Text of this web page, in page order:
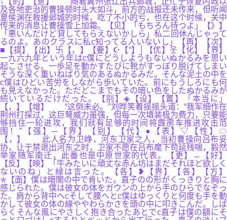
及各地吏治的曹操顿时头大如斗，前方的战报还未传来，但听闻
夏侯渊在救援邺城的时候，吃了不小的亏，也在这个时候，关中
传来的消息让曹操雪上加霜。【见】「もちろん待つよ」【》】
「悪いんだけど貸してもらえないかしら」私二回休んじゃって
るのよ。あのクラスに私c知ってる人いないし」【再】【次】
■【提】【出】卐【，】【要】☪【“】│【优】웃【化】【界】
一九六九年という年はc僕にどうしようもないぬかるみを思い
起こさせる。一歩足を動かすたびに靴がすっぽり脱げてしまい
そうな深く重いねばり気のあるぬかるみだ。そんな泥土の中を
c僕はひどい苦労をしながら歩いていた。前にもうしろにも何
も見えなかった。ただどこまでもその暗い色をしたぬかるみが
続いているだけだった。【别】◈【设】【置】「本当に」
【，】【增】 “这倒未必。”刘晔笑着摇摇头道：“我军细作在
荆州打探过，这巨弩威力虽强，但每一次填装极为费力，只要能
够挡住一轮进攻，我们就有足够的时间将霹雳车推进攻击范
围！”【强】─【界】【别】【代】●【表】▽【性】☁
【，】 此人名为卫峥，河东卫家之人，当初曹操向吕布妥
协，让于禁退出河东之时，卫家不愿在吕布麾下苟延残喘，毅然
举家随军南迁，此番也是中原世家的代表。【更】→【好】
【反】【映】「牛みたいに頑丈な赤ん坊はまだそれほど欲しく
ないのね」と緑は言った。【各】❥【界】【各】【方】
✯【面】僕は暗闇の中で肯いた。直子のの形がくっきりと胸に
感じられた。僕は彼女の体をガウンの上から手のひらでなぞっ
た。肩から背中へcそして腰へとc僕はゆっくりと何度も手を動
かして彼女の体の線ややわらかさを頭の中に叩きこんだ。しば
らくそんな風にやさしく抱き合ったあとでc直子は僕の額にそ